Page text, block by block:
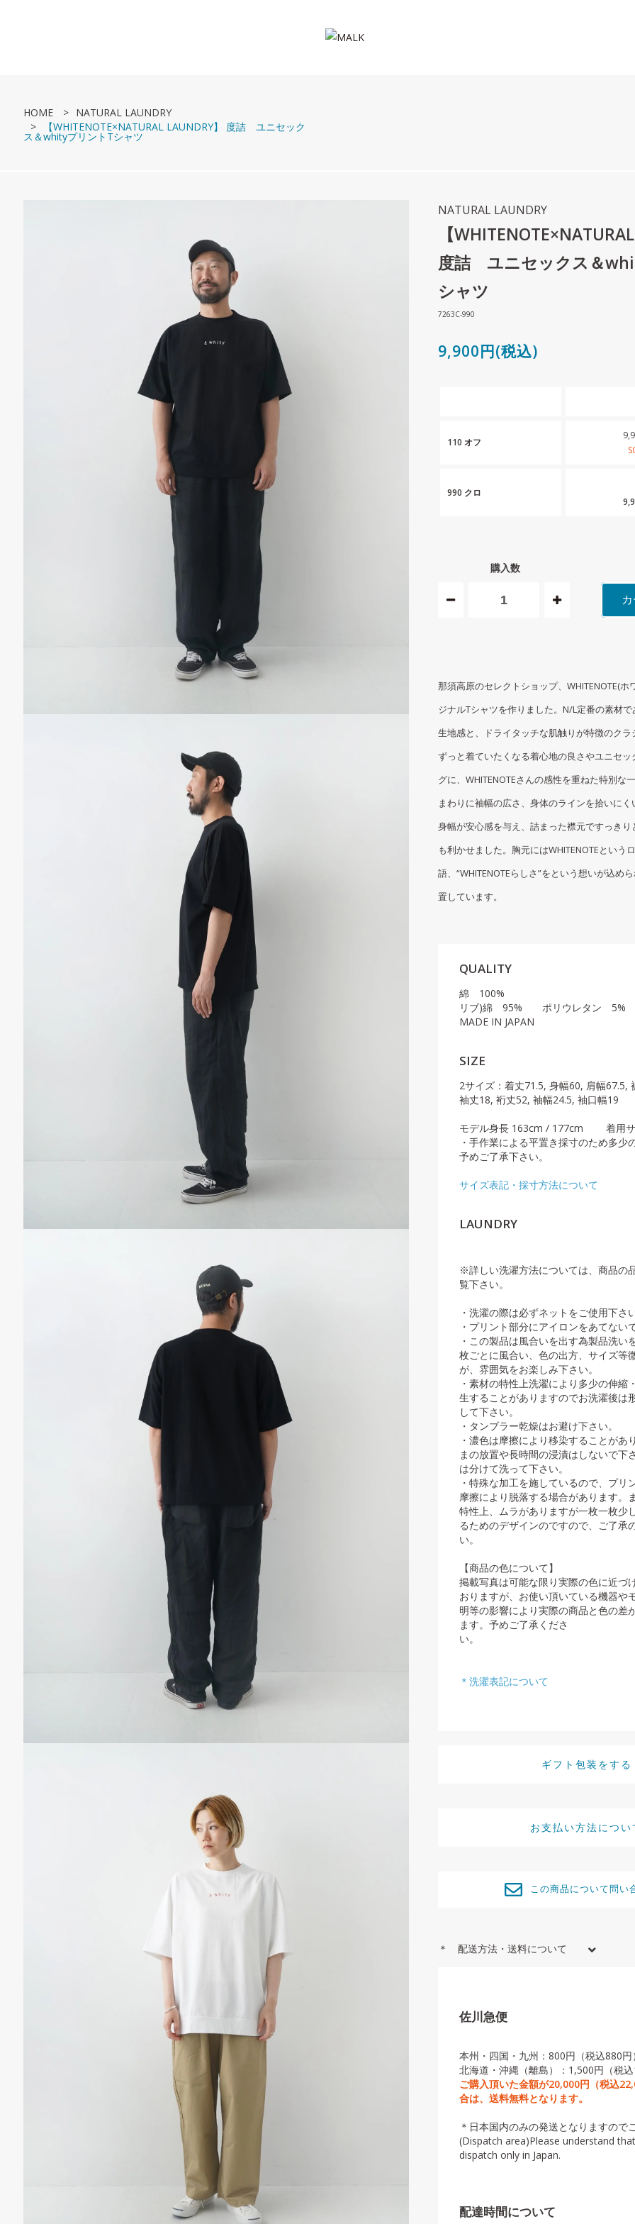
HOME
NATURAL LAUNDRY
【WHITENOTE×NATURAL LAUNDRY】 度詰 ユニセック
ス＆whityプリントTシャツ
NATURAL LAUNDRY
【
度詰 ユニセックス＆
シャツ
7263C-990
9,900円(税込)
110 オフ
990 クロ
購入数
那須高原のセレクトショップ、WHITENOTE(ホ
ジナルTシャツを作りました。N/L定番の素材
生地感と、ドライタッチな肌触りが特徴のク
ずっと着ていたくなる着心地の良さやユニセ
グに、WHITENOTEさんの感性を重ねた特別な
まわりに袖幅の広さ、身体のラインを拾いに
身幅が安心感を与え、詰まった襟元ですっき
も利かせました。胸元にはWHITENOTEという
語、“WHITENOTEらしさ”をという想いが込め
置しています。
QUALITY
綿 100%
リブ)綿 95% ポリウレタン
MADE IN JAPAN
SIZE
2サイズ：着丈71.5, 身幅60, 肩幅67.5,
袖丈18, 裄丈52, 袖幅24.5, 袖口幅19
モデル身長 163cm / 177cm 着用
・手作業による平置き採寸のため多少
予めご了承下さい。
サイズ表記・採寸方法について
LAUNDRY
※詳しい洗濯方法については、商品の
覧下さい。
・洗濯の際は必ずネットをご使用下さ
・プリント部分にアイロンをあてない
・この製品は風合いを出す為製品洗い
枚ごとに風合い、色の出方、サイズ等
が、雰囲気をお楽しみ下さい。
・素材の特性上洗濯により多少の伸縮
生することがありますのでお洗濯後は
して下さい。
・タンブラー乾燥はお避け下さい。
・濃色は摩擦により移染することがあ
まの放置や長時間の浸漬はしないで下
は分けて洗って下さい。
・特殊な加工を施しているので、プリ
摩擦により脱落する場合があります。
特性上、ムラがありますが一枚一枚少
るためのデザインのですので、ご了承
い。
【商品の色について】
掲載写真は可能な限り実際の色に近づ
おりますが、お使い頂いている機器や
明等の影響により実際の商品と色の差
ます。予めご了承くださ
い
＊洗濯表記について
ギフト包装をする
お支払い方法につい
この商品について問い
＊ 配送方法・送料について
佐川急便
本州・四国・九州：800円（税込880円
北海道・沖縄（離島）：1,500円（税
ご購入頂いた金額が20,000円（税込
合は、送料無料となります。
＊日本国内のみの発送となりますので
(Dispatch area)Please understand
dispatch only in Japan.
配達時間について